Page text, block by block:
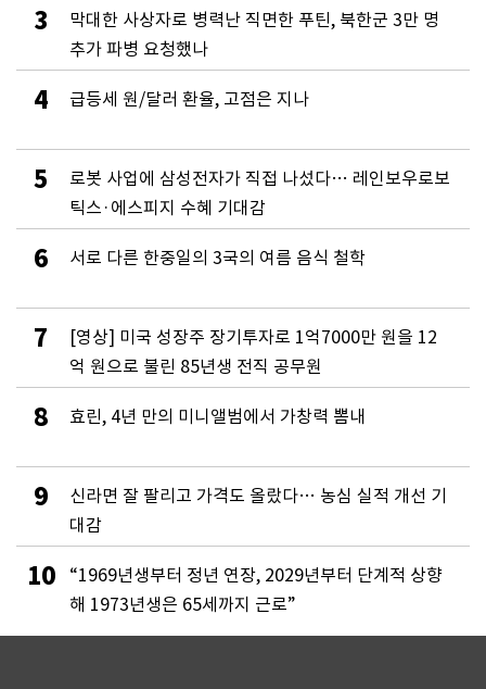
3
막대한 사상자로 병력난 직면한 푸틴, 북한군 3만 명
추가 파병 요청했나
4 급등세 원/달러 환율, 고점은 지나
5
로봇 사업에 삼성전자가 직접 나섰다… 레인보우로보
틱스·에스피지 수혜 기대감
6 서로 다른 한중일의 3국의 여름 음식 철학
7
[영상] 미국 성장주 장기투자로 1억7000만 원을 12
억 원으로 불린 85년생 전직 공무원
8 효린, 4년 만의 미니앨범에서 가창력 뽐내
9
신라면 잘 팔리고 가격도 올랐다… 농심 실적 개선 기
대감
10
“1969년생부터 정년 연장, 2029년부터 단계적 상향
해 1973년생은 65세까지 근로”